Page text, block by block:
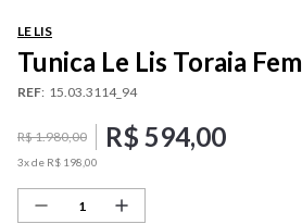
LE LIS
Tunica Le Lis Toraia
REF: 15.03.3114_94
R$1.980,00 R$ 594,00
3x de R$ 198 00